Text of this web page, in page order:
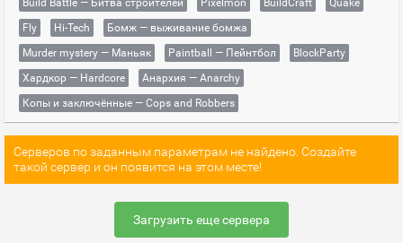
Build Battle — Битва строителей
Pixelmon BuildCraft
Quake
Fly
Hi-Tech
Бомж — выживание бомжа
Murder mystery — Маньяк
Paintball — Пейнтбол
BlockParty
Хардкор — Hardcore
Анархия — Anarchy
Копы и заключённые — Cops and Robbers
Серверов по заданным параметрам не найдено. Создайте
такой сервер и он появится на этом месте!
Загрузить еще сервера